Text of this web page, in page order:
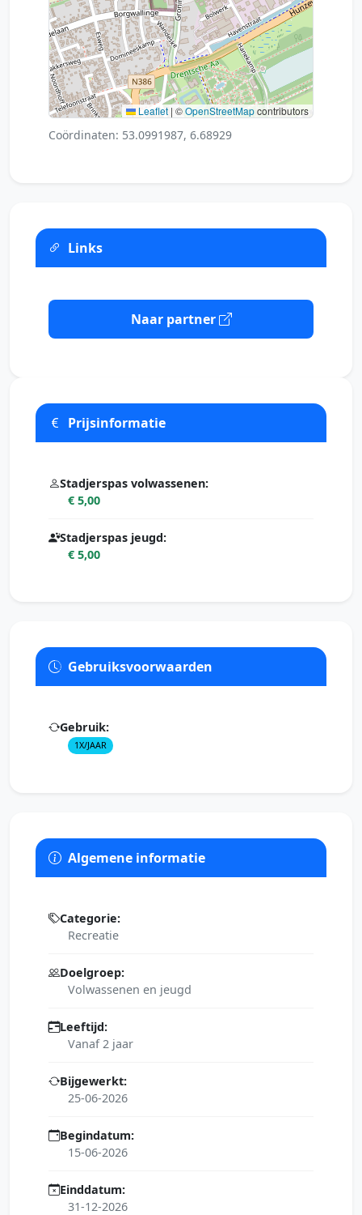
Leaflet | ©OpenStreetMapcontributors
Coördinaten: 53.0991987, 6.68929
Links
Naar partner
Prijsinformatie
Stadjerspas volwassenen:
€ 5,00
Stadjerspas jeugd:
€ 5,00
Gebruiksvoorwaarden
Gebruik:
1X/JAAR
Algemene informatie
Categorie:
Recreatie
Doelgroep:
Volwassenen en jeugd
Leeftijd:
Vanaf 2 jaar
Bijgewerkt:
25-06-2026
Begindatum:
15-06-2026
Einddatum:
31-12-2026